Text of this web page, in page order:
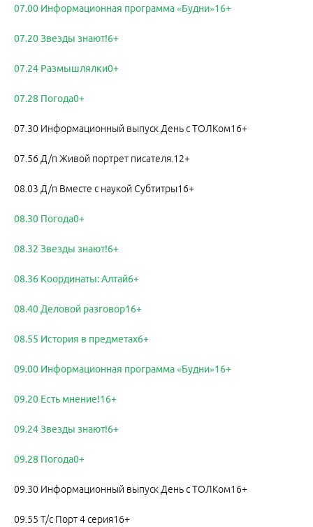
07.00 Информационная программа «Будни»16+
07.20 Звезды знают!6+
07.24 Размышлялки0+
07.28 Погода0+
07.30 Информационный выпуск День с ТОЛКом16+
07.56 Д/п Живой портрет писателя.12+
08.03 Д/п Вместе с наукой Субтитры16+
08.30 Погода0+
08.32 Звезды знают!6+
08.36 Координаты: Алтай6+
08.40 Деловой разговор16+
08.55 История в предметах6+
09.00 Информационная программа «Будни»16+
09.20 Есть мнение!16+
09.24 Звезды знают!6+
09.28 Погода0+
09.30 Информационный выпуск День с ТОЛКом16+
09.55 Т/с Порт 4 серия16+